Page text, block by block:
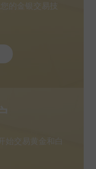
的金银交易技
始交易黄金和白